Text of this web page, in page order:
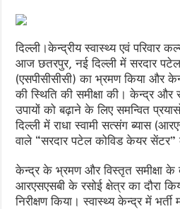
दिल्ली।केन्द्रीय स्वास्थ्य एवं परिवार
आज छतरपुर, नई दिल्ली में सरदार
(एसपीसीसीसी) का भ्रमण किया और
की स्थिति की समीक्षा की। केन्द्र
उपायों को बढ़ाने के लिए समन्वित
दिल्ली में राधा स्वामी सत्संग ब्यास
वाले “सरदार पटेल कोविड केयर
केन्द्र के भ्रमण और विस्तृत समीक्षा के
आरएसएसबी के रसोई क्षेत्र का दौरा
निरीक्षण किया। स्वास्थ्य केन्द्र में